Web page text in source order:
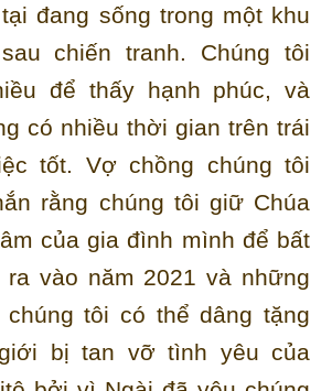
đang sống trong một khu
chiến tranh. Chúng tôi
để thấy hạnh phúc, và
có nhiều thời gian trên trái
tốt. Vợ chồng chúng tôi
rằng chúng tôi giữ Chúa
của gia đình mình để bất
vào năm 2021 và những
chúng tôi có thể dâng tặng
bị tan vỡ tình yêu của